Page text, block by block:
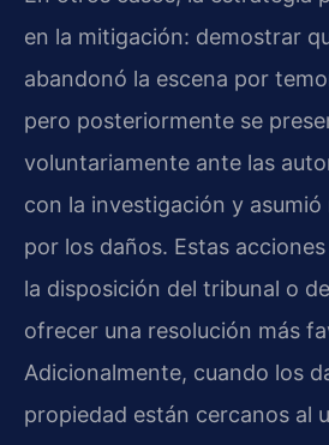
en la mitigación: demostrar
abandonó la escena por
pero posteriormente se
voluntariamente ante las
con la investigación y asumió
por los daños. Estas
la disposición del tribunal o
ofrecer una resolución más
Adicionalmente, cuando los
propiedad están cercanos al